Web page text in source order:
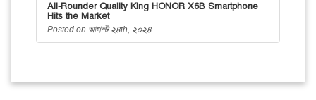
All-Rounder Quality King HONOR X6B Smartphone
Hits the Market
Posted on আগস্ট ২৪th, ২০২৪